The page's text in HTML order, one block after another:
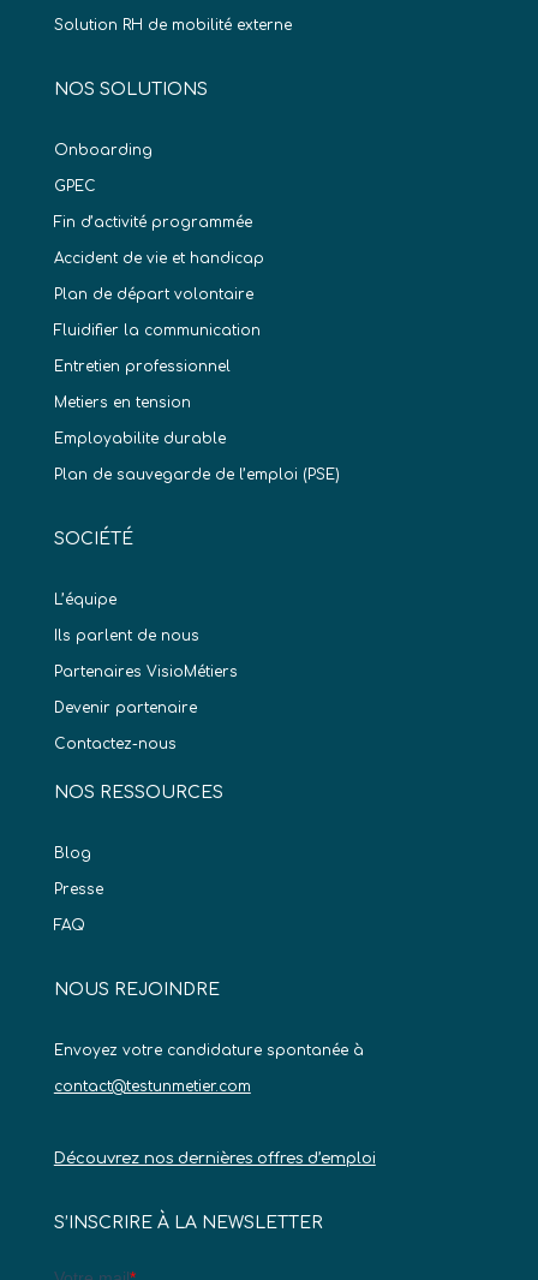
Solution RH de mobilité externe
NOS SOLUTIONS
Onboarding
GPEC
Fin d’activité programmée
Accident de vie et handicap
Plan de départ volontaire
Fluidifier la communication
Entretien professionnel
Metiers en tension
Employabilite durable
Plan de sauvegarde de l’emploi (PSE)
SOCIÉTÉ
L’équipe
Ils parlent de nous
Partenaires VisioMétiers
Devenir partenaire
Contactez-nous
NOS RESSOURCES
Blog
Presse
FAQ
NOUS REJOINDRE
Envoyez votre candidature spontanée à
contact@testunmetier.com
Découvrez nos dernières offres d’emploi
S’INSCRIRE À LA NEWSLETTER